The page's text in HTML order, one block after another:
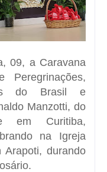
09, a Caravana
Peregrinações,
do Brasil e
Manzotti, do
em Curitiba,
na Igreja
durando